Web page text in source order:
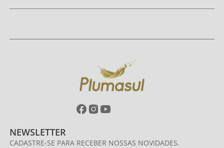
NEWSLETTER
CADASTRE-SE PARA RECEBER NOSSAS NOVIDADES.